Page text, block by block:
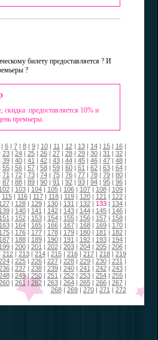
билету предоставляется ? И
?
скидка предоставляется 10% и
премьеры.
6| 7| 8| 9| 10| 11 | 12| 13| 14| 15| 16|
23| 24| 25| 26| 27| 28| 29| 30| 31 | 32|
39| 40| 41 | 42| 43| 44| 45| 46| 47| 48|
55| 56| 57| 58| 59| 60| 61 | 62| 63| 64|
71 | 72| 73| 74| 75| 76| 77| 78| 79| 80|
87| 88| 89| 90| 91 | 92| 93| 94| 95| 96|
102| 103| 104| 105| 106| 107| 108| 109|
115| 116| 117| 118| 119| 120| 121 | 122|
127| 128| 129| 130| 131 | 132| 133| 134|
139| 140| 141 | 142| 143| 144| 145| 146|
151 | 152| 153| 154| 155| 156| 157| 158|
163| 164| 165| 166| 167| 168| 169| 170|
175| 176| 177| 178| 179| 180| 181 | 182|
187| 188| 189| 190| 191 | 192| 193| 194|
199| 200| 201 | 202| 203| 204| 205| 206|
212| 213| 214| 215| 216| 217| 218| 219
| 225| 226| 227| 228| 229| 230| 231 |
| 237| 238| 239| 240| 241 | 242| 243|
| 249| 250| 251 | 252| 253| 254| 255|
| 261 | 262| 263| 264| 265| 266| 267|
268| 269| 270| 271 | 272